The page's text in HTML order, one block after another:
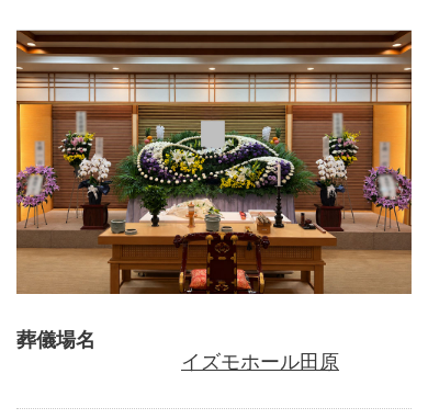
葬儀場名
イズモホール田原